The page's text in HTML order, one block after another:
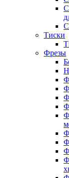
Тиски
Фрезы